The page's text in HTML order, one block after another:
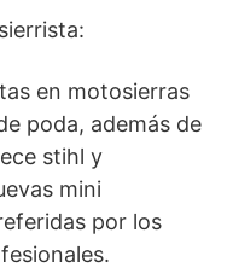
en motosierras
poda, además de
stihl y
mini
por los